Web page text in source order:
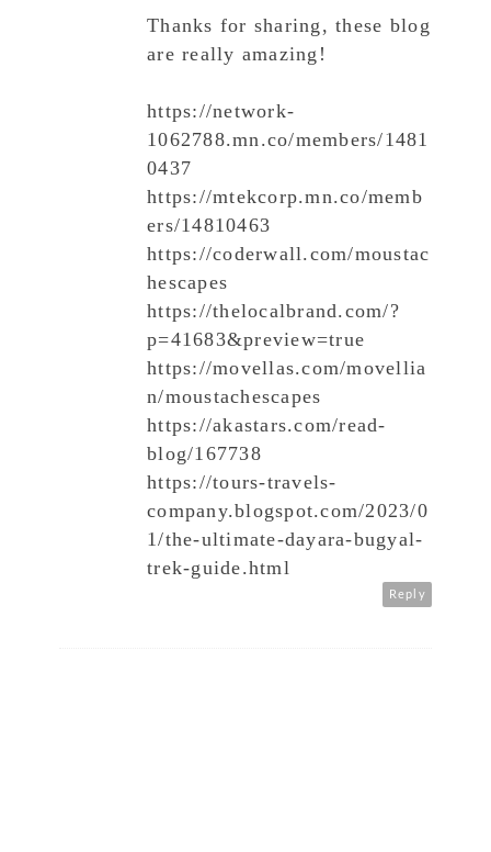
Thanks for sharing, these blog
are really amazing!
https://network-
1062788.mn.co/members/1481
0437
https://mtekcorp.mn.co/memb
ers/14810463
https://coderwall.com/moustac
hescapes
https://thelocalbrand.com/?
p=41683&preview=true
https://movellas.com/movellia
n/moustachescapes
https://akastars.com/read-
blog/167738
https://tours-travels-
company.blogspot.com/2023/0
1/the-ultimate-dayara-bugyal-
trek-guide.html
Reply